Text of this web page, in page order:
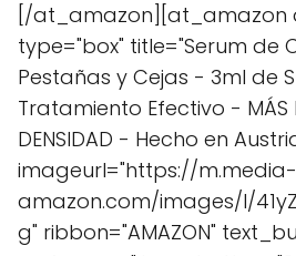
[/at_amazon][at_amazon
type="box" title="Serum de
Pestañas y Cejas - 3ml de
Tratamiento Efectivo - MÁS
DENSIDAD - Hecho en
imageurl="https://m.media-
amazon.com/images/I/
g" ribbon="AMAZON"